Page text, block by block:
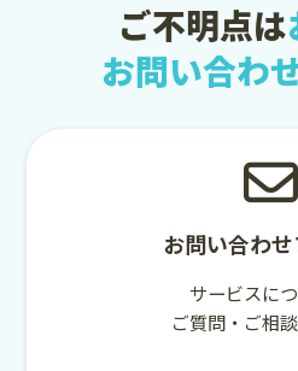
ご不明点は
お問い合わ
お問い合わ
サービスに
ご質問・ご相